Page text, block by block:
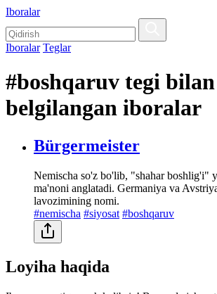
Iboralar
Iboralar Teglar
#boshqaruv tegi bilan
belgilangan iboralar
Bürgermeister
Nemischa so'z bo'lib, "shahar boshlig'i"
ma'noni anglatadi. Germaniya va
lavozimining nomi.
#nemischa #siyosat #boshqaruv
Loyiha haqida